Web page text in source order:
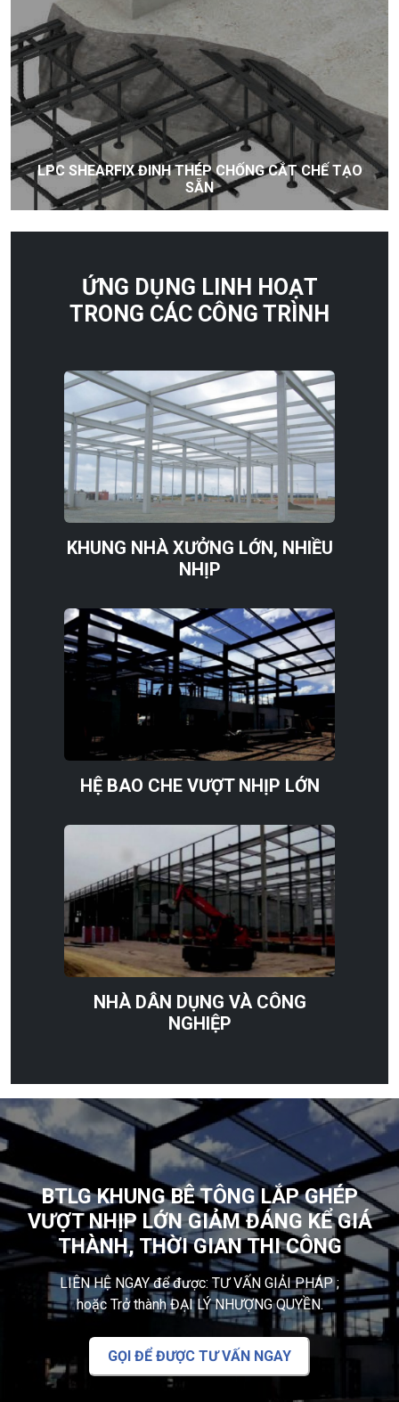
LPC SHEARFIX ĐINH THÉP CHỐNG CẮT CHẾ TẠO
SẴN
ỨNG DỤNG LINH HOẠT
TRONG CÁC CÔNG TRÌNH
KHUNG NHÀ XƯỞNG LỚN, NHIỀU
NHỊP
HỆ BAO CHE VƯỢT NHỊP LỚN
NHÀ DÂN DỤNG VÀ CÔNG
NGHIỆP
BTLG KHUNG BÊ TÔNG LẮP GHÉP
VƯỢT NHỊP LỚN GIẢM ĐÁNG KỂ GIÁ
THÀNH, THỜI GIAN THI CÔNG
LIÊN HỆ NGAY để được: TƯ VẤN GIẢI PHÁP ;
hoặc Trở thành ĐẠI LÝ NHƯỢNG QUYỀN.
GỌI ĐỂ ĐƯỢC TƯ VẤN NGAY